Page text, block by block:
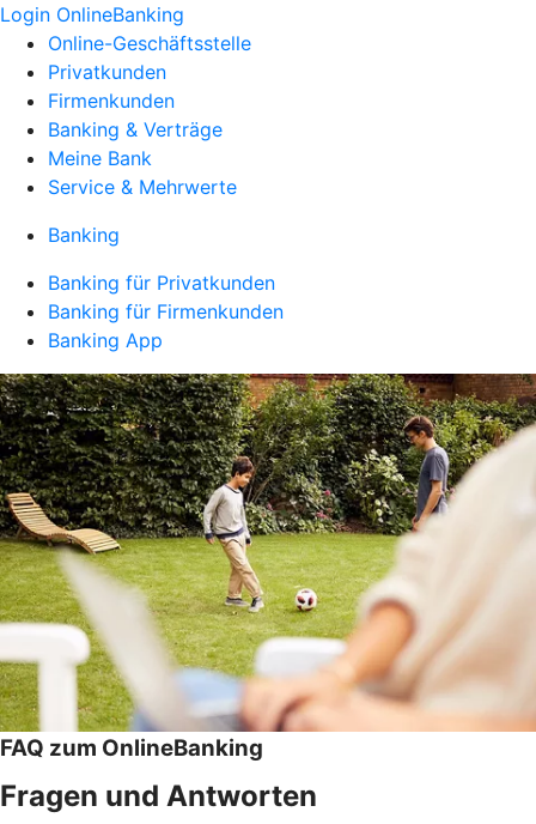
Login OnlineBanking
Online-Geschäftsstelle
Privatkunden
Firmenkunden
Banking & Verträge
Meine Bank
Service & Mehrwerte
Banking
Banking für Privatkunden
Banking für Firmenkunden
Banking App
FAQ zum OnlineBanking
Fragen und Antworten